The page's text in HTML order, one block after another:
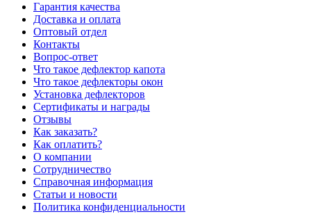
Гарантия качества
Доставка и оплата
Оптовый отдел
Контакты
Вопрос-ответ
Что такое дефлектор капота
Что такое дефлекторы окон
Установка дефлекторов
Сертификаты и награды
Отзывы
Как заказать?
Как оплатить?
О компании
Сотрудничество
Справочная информация
Статьи и новости
Политика конфиденциальности